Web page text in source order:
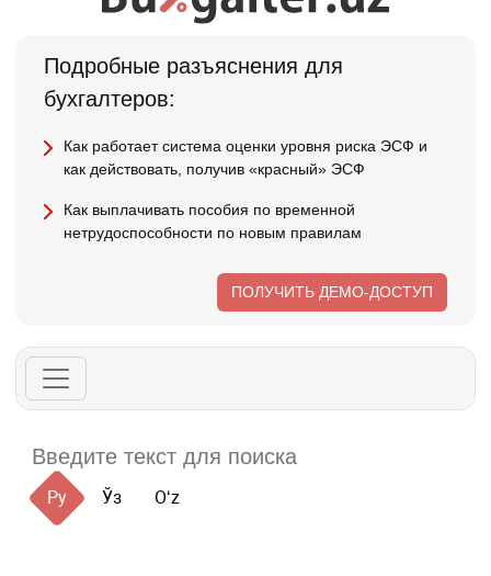
Подробные разъяснения для
бухгалтеров:
Как работает система оценки уровня риска ЭСФ и
как действовать, получив «красный» ЭСФ
Как выплачивать пособия по временной
нетрудоспособности по новым правилам
ПОЛУЧИТЬ ДЕМО-ДОСТУП
Ру Ўз Oʻz